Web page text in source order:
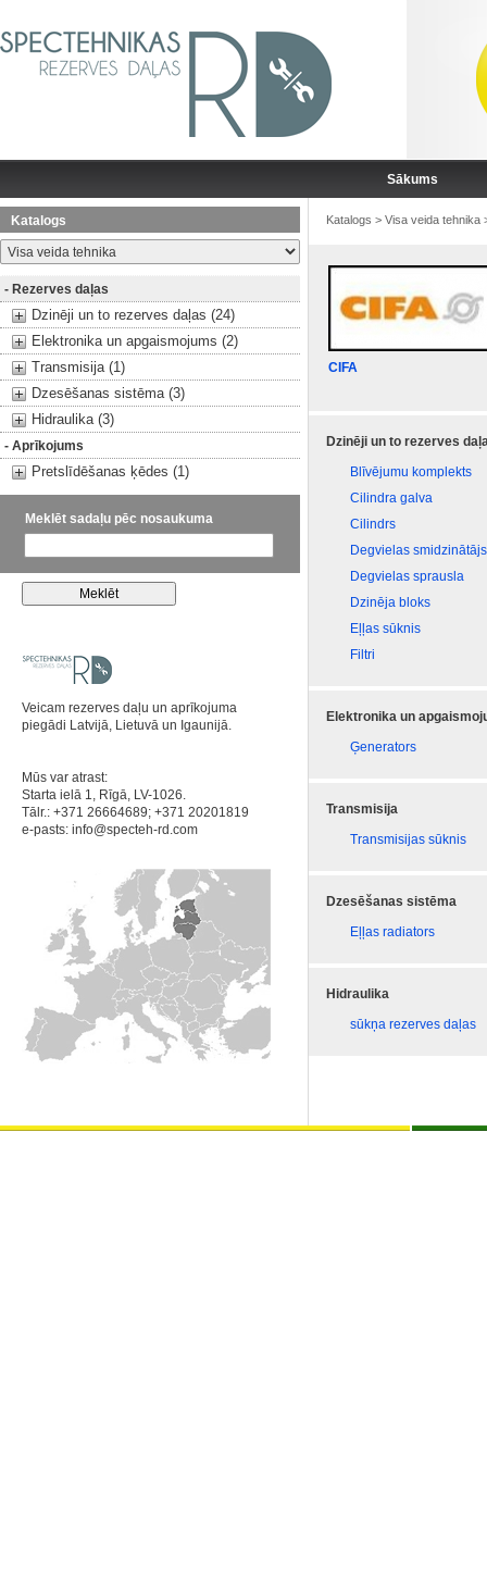
Sākums
Katalogs
- Rezerves daļas
Dzinēji un to rezerves daļas (24)
Elektronika un apgaismojums (2)
Transmisija (1)
Dzesēšanas sistēma (3)
Hidraulika (3)
- Aprīkojums
Pretslīdēšanas ķēdes (1)
Meklēt sadaļu pēc nosaukuma
Veicam rezerves daļu un aprīkojuma
piegādi Latvijā, Lietuvā un Igaunijā.
Mūs var atrast:
Starta ielā 1, Rīgā, LV-1026.
Tālr.: +371 26664689; +371 20201819
e-pasts: info@specteh-rd.com
Katalogs > Visa veida tehnika
CIFA
Dzinēji un to rezerves
Blīvējumu komplekts
Cilindra galva
Cilindrs
Degvielas smidzinātājs
Degvielas sprausla
Dzinēja bloks
Eļļas sūknis
Filtri
Elektronika un
Ģenerators
Transmisija
Transmisijas sūknis
Dzesēšanas sistēma
Eļļas radiators
Hidraulika
sūkņa rezerves daļas